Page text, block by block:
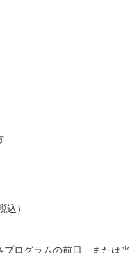
込）
ログラムの前日、または